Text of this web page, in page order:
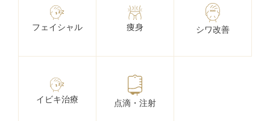
フェイシャル 痩身 シワ改善
イビキ治療 点滴・注射